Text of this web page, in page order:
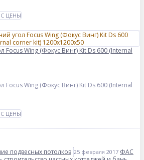
ЦЕНЫ
Focus Wing (Фокус Винг) Kit Ds 600 (Internal
Focus Wing (Фокус Винг) Kit Ds 600 (Internal
ЦЕНЫ
подвесных потолков 25 февраля 2017 ФАС